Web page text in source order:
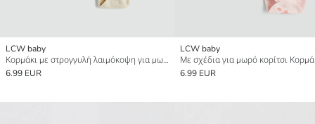
LCW baby
Κορμάκι με στρογγυλή λαιμόκοψη για μωρό κορίτσι με κουμπιά 2-πακέτα
6.99 EUR
LCW baby
6.99 EUR